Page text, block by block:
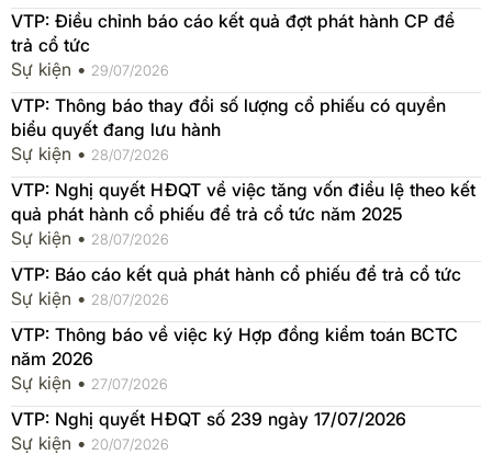
VTP: Điều chỉnh báo cáo kết quả đợt phát hành CP để
trả cổ tức
Sự kiện • 29/07/2026
VTP: Thông báo thay đổi số lượng cổ phiếu có quyền
biểu quyết đang lưu hành
Sự kiện • 28/07/2026
VTP: Nghị quyết HĐQT về việc tăng vốn điều lệ theo kết
quả phát hành cổ phiếu để trả cổ tức năm 2025
Sự kiện • 28/07/2026
VTP: Báo cáo kết quả phát hành cổ phiếu để trả cổ tức
Sự kiện • 28/07/2026
VTP: Thông báo về việc ký Hợp đồng kiểm toán BCTC
năm 2026
Sự kiện • 27/07/2026
VTP: Nghị quyết HĐQT số 239 ngày 17/07/2026
Sự kiện • 20/07/2026